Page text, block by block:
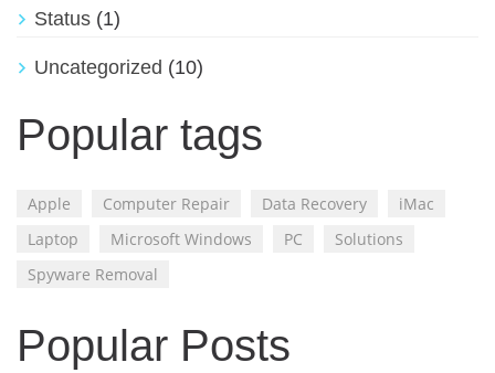
Status (1)
Uncategorized (10)
Popular tags
Apple Computer Repair Data Recovery
iMac
Laptop
Microsoft Windows PC
Solutions
Spyware Removal
Popular Posts